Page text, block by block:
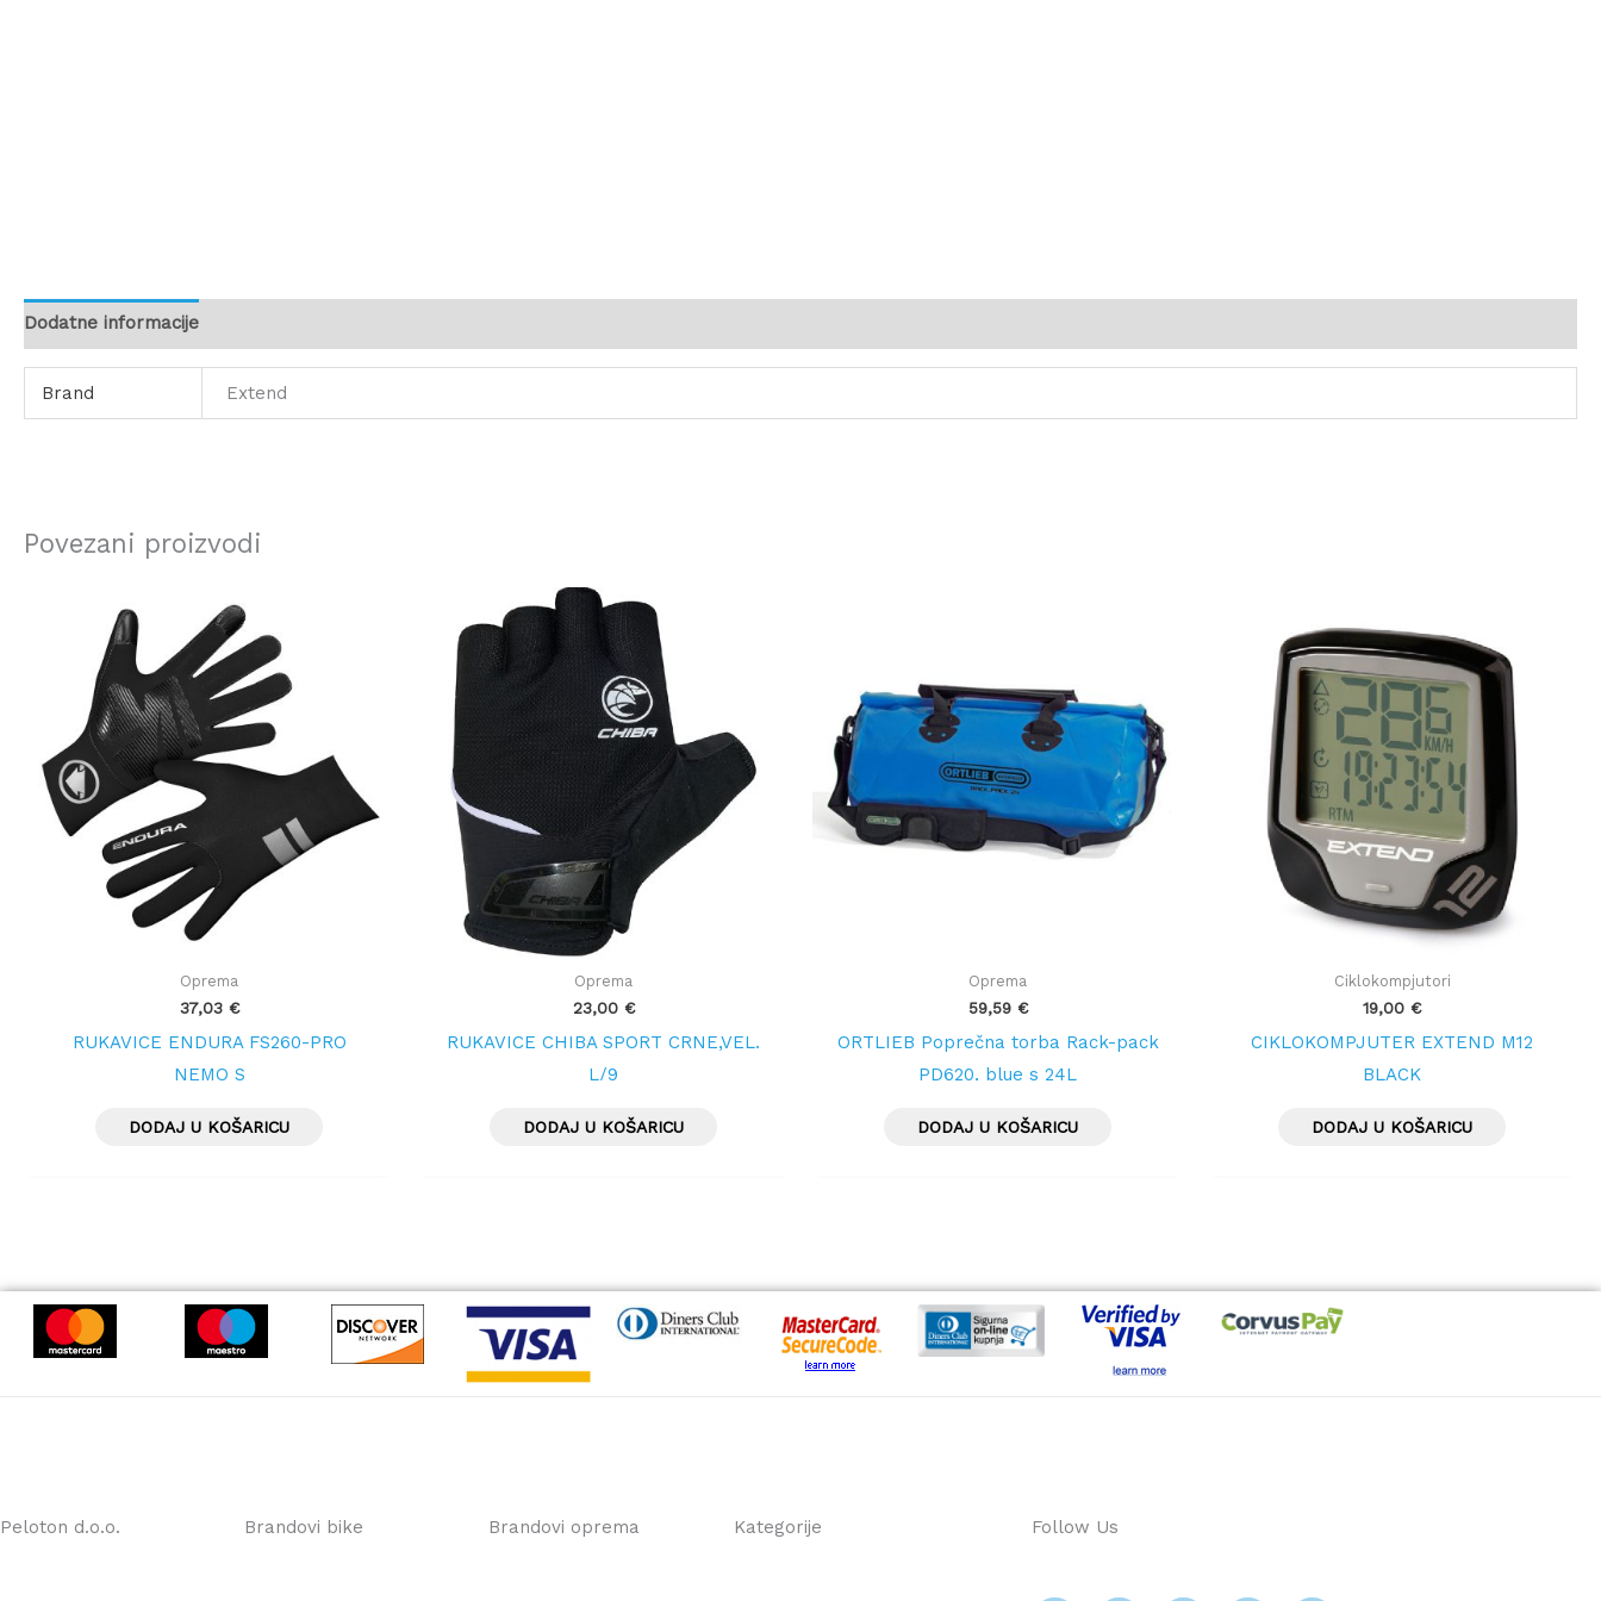
Dodatne informacije
Brand Extend
Povezani proizvodi
Oprema
37,03 €
RUKAVICE ENDURA FS260-PRO
NEMO S
DODAJ U KOŠARICU
Oprema
23,00 €
RUKAVICE CHIBA SPORT CRNE,VEL.
L/9
DODAJ U KOŠARICU
Oprema
59,59 €
ORTLIEB Poprečna torba Rack-pack
PD620, blue s 24L
DODAJ U KOŠARICU
Ciklokompjutori
19,00 €
CIKLOKOMPJUTER EXTEND M12
BLACK
DODAJ U KOŠARICU
Peloton d.o.o. Brandovi bike Brandovi oprema Kategorije
Follow Us